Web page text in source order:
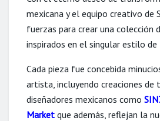
mexicana y el equipo creativo de
fuerzas para crear una colección
inspirados en el singular estilo de
Cada pieza fue concebida
artista, incluyendo creaciones de
diseñadores mexicanos como
Market que además, reflejan la